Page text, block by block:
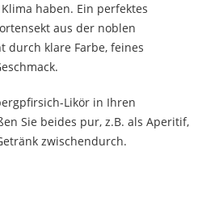
haben. Ein perfektes
aus der noblen
durch klare Farbe, feines
Likör in Ihren
Sie beides pur, z.B. als Aperitif,
zwischendurch.